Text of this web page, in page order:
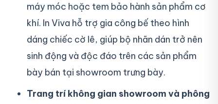
máy móc hoặc tem bảo hành sản phẩm cơ
khí. In Viva hỗ trợ gia công bế theo hình
dáng chiếc cờ lê, giúp bộ nhãn dán trở nên
sinh động và độc đáo trên các sản phẩm
bày bán tại showroom trưng bày.
Trang trí không gian showroom và phông